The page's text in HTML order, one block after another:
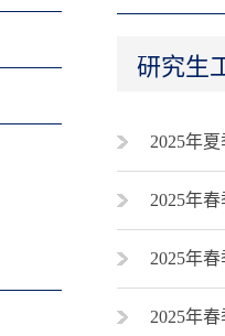
研究生
2025年
2025年
2025年
2025年